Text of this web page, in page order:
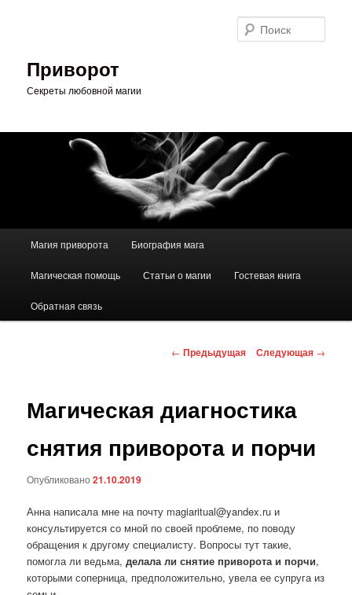
Приворот
Секреты любовной магии
Магия приворота Биография мага
Магическая помощь Статьи о магии Гостевая книга
Обратная связь
Навигация
← Предыдущая Следующая →
Магическая диагностика
снятия приворота и порчи
Опубликовано21.10.2019
Анна написала мне на почту magiaritual@yandex.ru и
консультируется со мной по своей проблеме, по поводу
обращения к другому специалисту. Вопросы тут такие,
помогла ли ведьма,делала ли снятие приворота и порчи,
которыми соперница, предположительно, увела ее супруга из